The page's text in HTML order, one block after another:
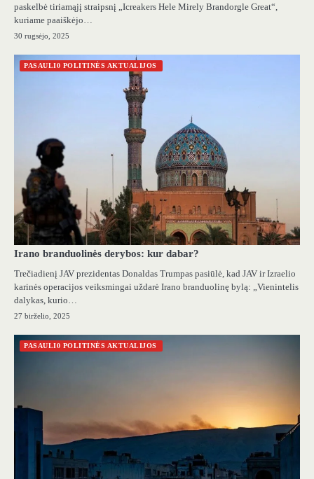
paskelbė tiriamąjį straipsnį „Icreakers Hele Mirely Brandorgle Great“,
kuriame paaiškėjo…
30 rugsėjo, 2025
PASAULI0 POLITINĖS AKTUALIJOS
Irano branduolinės derybos: kur dabar?
Trečiadienį JAV prezidentas Donaldas Trumpas pasiūlė, kad JAV ir Izraelio
karinės operacijos veiksmingai uždarė Irano branduolinę bylą: „Vienintelis
dalykas, kurio…
27 birželio, 2025
PASAULI0 POLITINĖS AKTUALIJOS